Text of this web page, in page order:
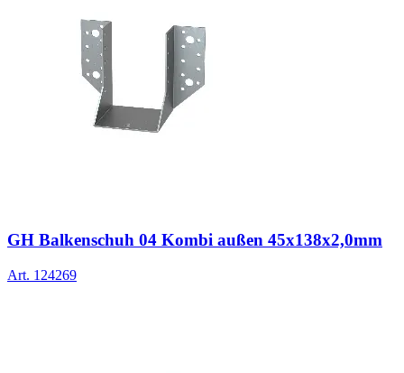
GH Balkenschuh 04 Kombi außen 45x138x2,0mm
Art. 124269